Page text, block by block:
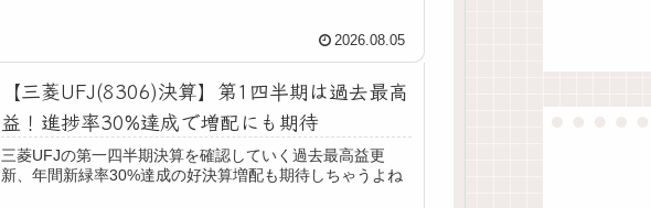
2026.08.05
【三菱UFJ(8306)決算】第1四半期は過去最高
益！進捗率30%達成で増配にも期待
三菱UFJの第一四半期決算を確認していく過去最高益更
新、年間新緑率30%達成の好決算増配も期待しちゃうよね